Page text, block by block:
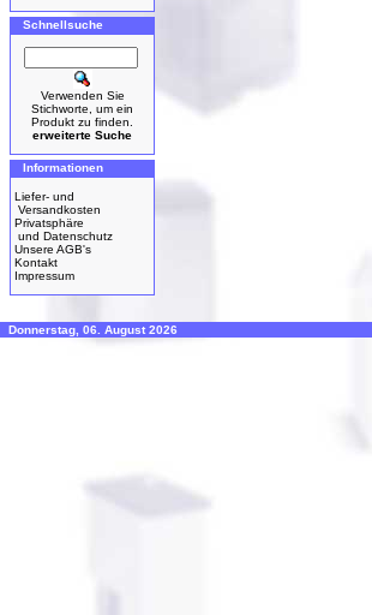
Schnellsuche
Verwenden Sie
Stichworte, um ein
Produkt zu finden.
erweiterte Suche
Informationen
Liefer- und
Versandkosten
Privatsphäre
und Datenschutz
Unsere AGB's
Kontakt
Impressum
Donnerstag, 06. August 2026